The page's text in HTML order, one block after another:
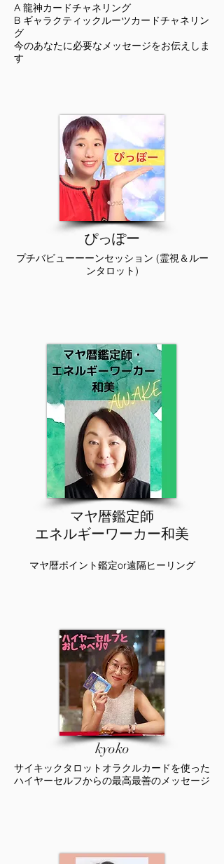
A 龍神カードチャネリング
B ギャラクティックルーツカードチャネリン
グ
今のあなたに必要なメッセージをお伝えしま
す
​ぴっぽー
プチバビューーーンセッション (霊視＆ルー
ンタロット)
マヤ暦鑑定師
エネルギーワーカー和美
マヤ暦ポイント鑑定or遠隔ヒーリング
kyoko
サイキックタロットオラクルカードを使った
ハイヤーセルフからの最高最善のメッセージ